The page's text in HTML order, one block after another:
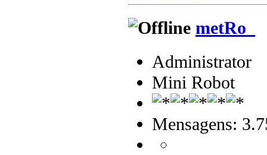
metRo_
Administrator
Mini Robot
Mensagens: